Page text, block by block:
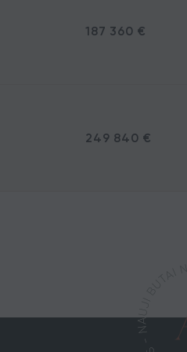
187 360 €
249 840 €